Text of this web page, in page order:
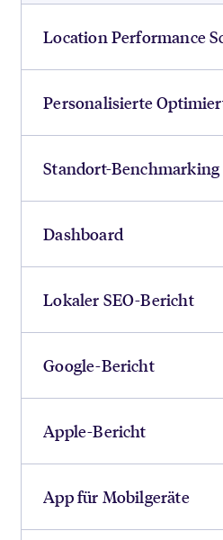
Location Performance
Personalisierte
Standort-Benchmarking
Dashboard
Lokaler SEO-Bericht
Google-Bericht
Apple-Bericht
App für Mobilgeräte